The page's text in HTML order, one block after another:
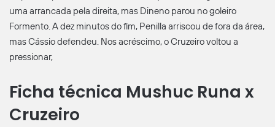
uma arrancada pela direita, mas Dineno parou no goleiro
Formento. A dez minutos do fim, Penilla arriscou de fora da área,
mas Cássio defendeu. Nos acréscimo, o Cruzeiro voltou a
pressionar,
Ficha técnica Mushuc Runa x
Cruzeiro